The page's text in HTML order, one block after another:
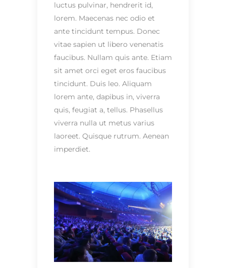
luctus pulvinar, hendrerit id,
lorem. Maecenas nec odio et
ante tincidunt tempus. Donec
vitae sapien ut libero venenatis
faucibus. Nullam quis ante. Etiam
sit amet orci eget eros faucibus
tincidunt. Duis leo. Aliquam
lorem ante, dapibus in, viverra
quis, feugiat a, tellus. Phasellus
viverra nulla ut metus varius
laoreet. Quisque rutrum. Aenean
imperdiet.